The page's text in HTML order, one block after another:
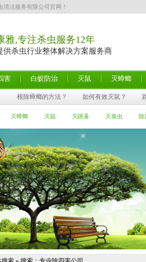
洁服务有限公司官网！
雅,专注杀虫服务12年
供杀虫行业整体解决方案服务商
害 白蚁防治 灭鼠 灭蟑螂
根除蟑螂的方法？ 如何有效灭鼠？
灭蟑螂 灭鼠 灭跳蚤 灭臭虫 除